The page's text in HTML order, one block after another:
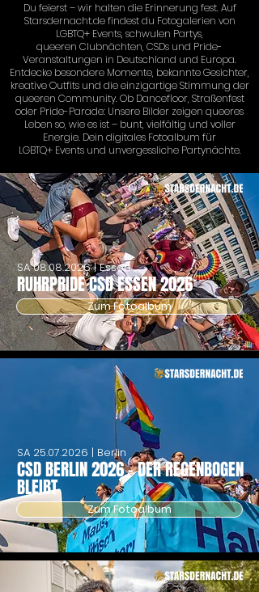
Du feierst – wir halten die Erinnerung fest. Auf
Starsdernacht.de findest du Fotogalerien von
LGBTQ+ Events, schwulen Partys,
queeren Clubnächten, CSDs und Pride-
Veranstaltungen in Deutschland und Europa.
Entdecke besondere Momente, bekannte Gesichter,
kreative Outfits und die einzigartige Stimmung der
queeren Community. Ob Dancefloor, Straßenfest
oder Pride-Parade: Unsere Bilder zeigen queeres
Leben so, wie es ist – bunt, vielfältig und voller
Energie. Dein digitales Fotoalbum für
LGBTQ+ Events und unvergessliche Partynächte.
RUHRPRIDE CSD ESSEN 2026
SA08.08.2026| Essen
Zum Fotoalbum
CSD BERLIN 2026 - DER REGENBOGEN
BLEIBT
SA 25.07.2026 | Berlin
Zum Fotoalbum